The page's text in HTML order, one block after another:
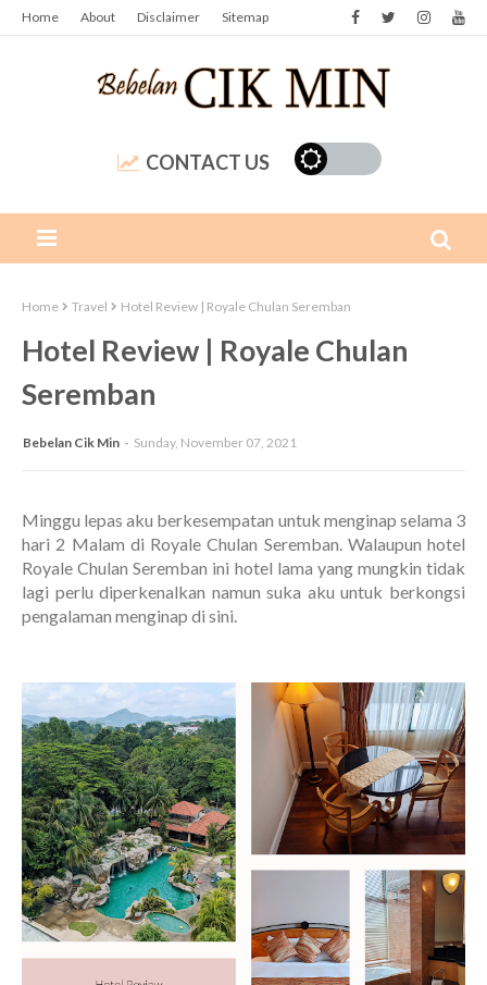
Home About Disclaimer Sitemap
CONTACT US
Home Travel Hotel Review | Royale Chulan Seremban
Hotel Review | Royale Chulan
Seremban
Bebelan Cik Min Sunday, November 07, 2021
Minggu lepas aku berkesempatan untuk menginap selama 3
hari 2 Malam di Royale Chulan Seremban. Walaupun hotel
Royale Chulan Seremban ini hotel lama yang mungkin tidak
lagi perlu diperkenalkan namun suka aku untuk berkongsi
pengalaman menginap di sini.